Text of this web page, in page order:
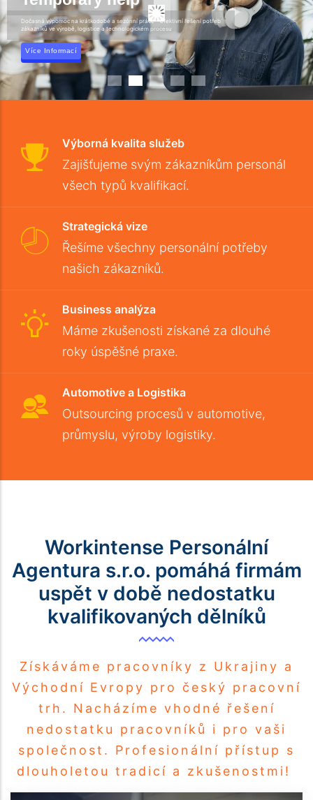
Agenturní zaměstnávání - řešíme potřeby zákazníků ve výrobním, logistickém
a technologickém procesu
Výborná kvalita služeb
Zajišťujeme svým zákazníkům personál
všech typů kvalifikací.
Strategická vize
Řešíme všechny personální potřeby
našich zákazníků.
Business analýza
Máme zkušenosti získané za dlouhé
roky úspěšné praxe.
Automotive a Logistika
Outsourcing procesů v automotive,
průmyslu, výroby logistiky.
Workintense Personální
Agentura s.r.o. pomáhá firmám
uspět v době nedostatku
kvalifikovaných dělníků
Získáváme pracovníky z Ukrajiny a
Východní Evropy pro český pracovní
trh. Nacházíme vhodné řešení
nedostatku pracovníků i pro vaši
společnost. Profesionální přístup s
dlouholetou tradicí a zkušenostmi!